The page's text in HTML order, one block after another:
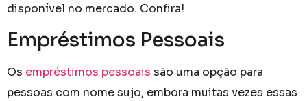
disponível no mercado. Confira!
Empréstimos Pessoais
Os empréstimos pessoais são uma opção para
pessoas com nome sujo, embora muitas vezes essas